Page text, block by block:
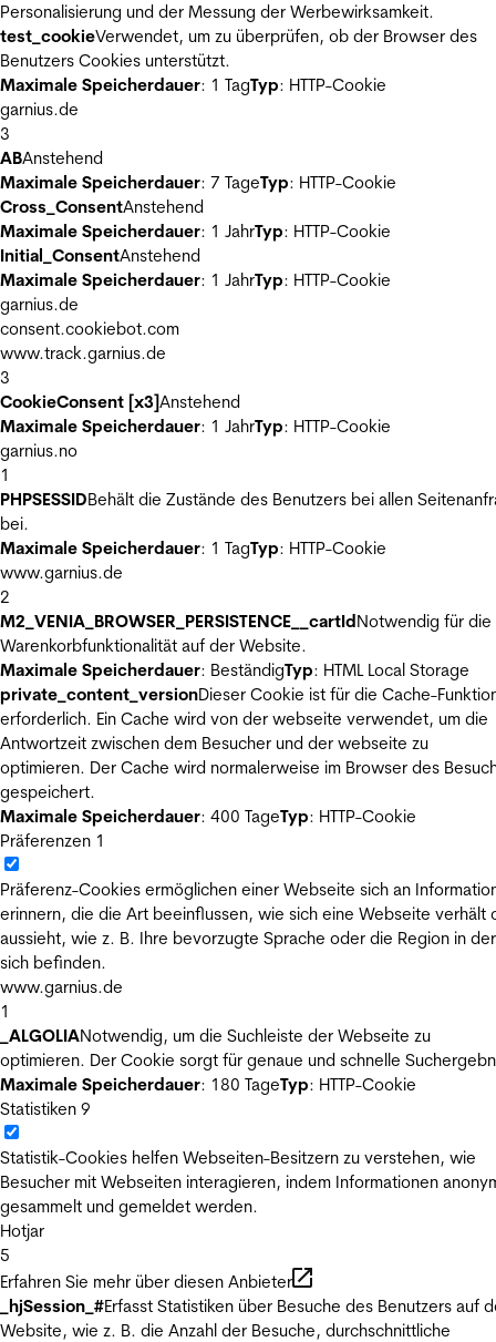
Personalisierung und der Messung der Werbewirksamkeit.
test_cookieVerwendet, um zu überprüfen, ob der Browser des
Benutzers Cookies unterstützt.
Maximale Speicherdauer: 1 TagTyp: HTTP-Cookie
garnius.de
3
ABAnstehend
Maximale Speicherdauer: 7 TageTyp: HTTP-Cookie
Cross_ConsentAnstehend
Maximale Speicherdauer: 1 JahrTyp: HTTP-Cookie
Initial_ConsentAnstehend
Maximale Speicherdauer: 1 JahrTyp: HTTP-Cookie
garnius.de
consent.cookiebot.com
www.track.garnius.de
3
CookieConsent [x3]Anstehend
Maximale Speicherdauer: 1 JahrTyp: HTTP-Cookie
garnius.no
1
PHPSESSIDBehält die Zustände des Benutzers bei allen
bei.
Maximale Speicherdauer: 1 TagTyp: HTTP-Cookie
www.garnius.de
2
M2_VENIA_BROWSER_PERSISTENCE__cartIdNotwendig für die
Warenkorbfunktionalität auf der Website.
Maximale Speicherdauer: BeständigTyp: HTML Local Storage
private_content_versionDieser Cookie ist für die Cache-
erforderlich. Ein Cache wird von der webseite verwendet, um die
Antwortzeit zwischen dem Besucher und der webseite zu
optimieren. Der Cache wird normalerweise im Browser des
gespeichert.
Maximale Speicherdauer: 400 TageTyp: HTTP-Cookie
Präferenzen 1
Präferenz-Cookies ermöglichen einer Webseite sich an
erinnern, die die Art beeinflussen, wie sich eine Webseite verhält
aussieht, wie z. B. Ihre bevorzugte Sprache oder die Region in
sich befinden.
www.garnius.de
1
_ALGOLIANotwendig, um die Suchleiste der Webseite zu
optimieren. Der Cookie sorgt für genaue und schnelle
Maximale Speicherdauer: 180 TageTyp: HTTP-Cookie
Statistiken 9
Statistik-Cookies helfen Webseiten-Besitzern zu verstehen, wie
Besucher mit Webseiten interagieren, indem Informationen
gesammelt und gemeldet werden.
Hotjar
5
Erfahren Sie mehr über diesen Anbieter
_hjSession_#Erfasst Statistiken über Besuche des Benutzers auf
Website, wie z. B. die Anzahl der Besuche, durchschnittliche